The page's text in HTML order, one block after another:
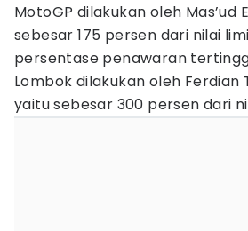
MotoGP dilakukan oleh Mas’ud
sebesar 175 persen dari nilai
persentase penawaran
Lombok dilakukan oleh Ferdian
yaitu sebesar 300 persen dari